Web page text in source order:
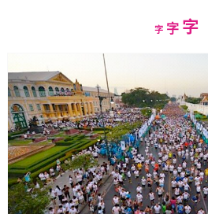
字Decrease
字Reset
字